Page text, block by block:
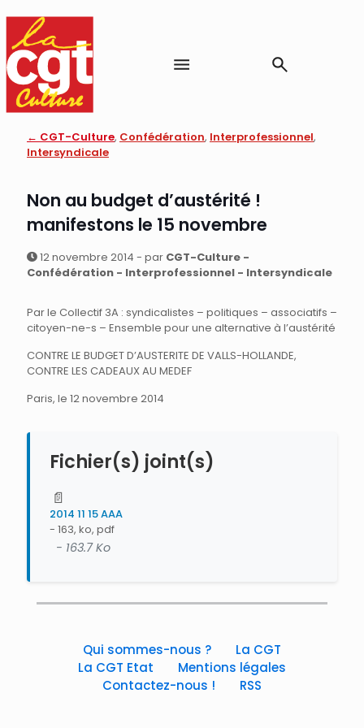
← CGT-Culture, Confédération, Interprofessionnel,
Intersyndicale
Non au budget d’austérité !
manifestons le 15 novembre
12 novembre 2014 - par CGT-Culture -
Confédération - Interprofessionnel - Intersyndicale
Par le Collectif 3A : syndicalistes – politiques – associatifs –
citoyen-ne-s – Ensemble pour une alternative à l’austérité
CONTRE LE BUDGET D’AUSTERITE DE VALLS-HOLLANDE,
CONTRE LES CADEAUX AU MEDEF
Paris, le 12 novembre 2014
Fichier(s) joint(s)
📄
2014 11 15 AAA
- 163, ko, pdf
- 163.7 Ko
Qui sommes-nous ?
La CGT
La CGT Etat
Mentions légales
Contactez-nous !
RSS